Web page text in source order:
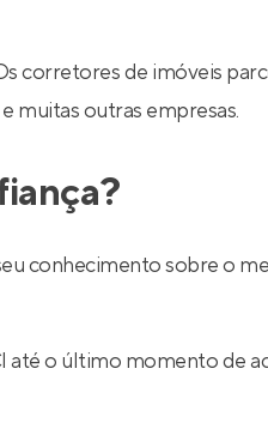
corretores de imóveis
e muitas outras empresas.
conhecimento sobre o
até o último momento de